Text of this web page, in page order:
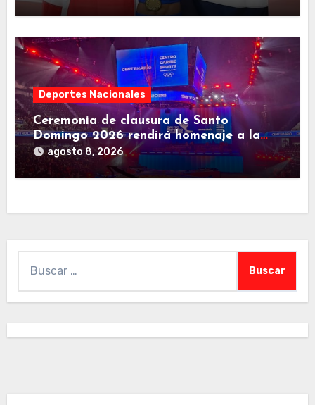
Deportes Nacionales
Ceremonia de clausura de Santo
Domingo 2026 rendirá homenaje a la
familia deportiva de Centroamérica y el
Caribe
agosto 8, 2026